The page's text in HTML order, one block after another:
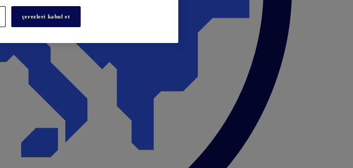
çerezleri kabul et